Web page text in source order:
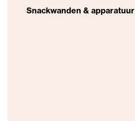
Snackwanden & apparatuur